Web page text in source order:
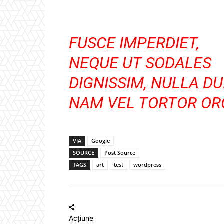
FUSCE IMPERDIET,
NEQUE UT SODALES
DIGNISSIM, NULLA
NAM VEL TORTOR
VIA
Google
SOURCE
Post Source
TAGS
art test wordpress
Acțiune